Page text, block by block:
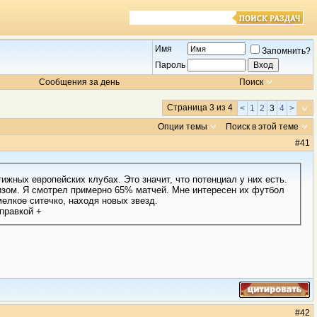
Имя
Запомнить?
Пароль
Сообщения за день
Поиск
Страница 3 из 4 < 1 2 3 4 >
Опции темы
Поиск в этой теме
#41
европейских клубах. Это значит, что потенциал у них есть.
Я смотрел примерно 65% матчей. Мне интересен их футбол
ситечко, находя новых звезд.
+
#42